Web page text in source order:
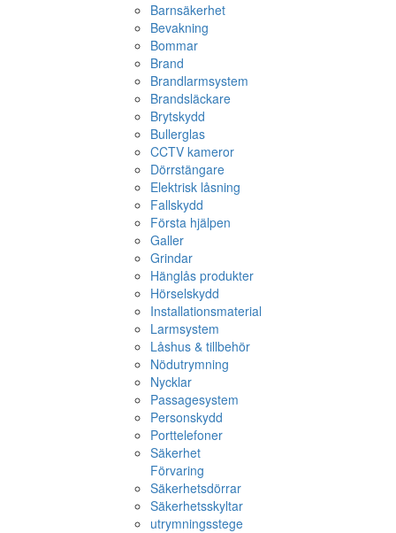
Barnsäkerhet
Bevakning
Bommar
Brand
Brandlarmsystem
Brandsläckare
Brytskydd
Bullerglas
CCTV kameror
Dörrstängare
Elektrisk låsning
Fallskydd
Första hjälpen
Galler
Grindar
Hänglås produkter
Hörselskydd
Installationsmaterial
Larmsystem
Låshus & tillbehör
Nödutrymning
Nycklar
Passagesystem
Personskydd
Porttelefoner
Säkerhet
Förvaring
Säkerhetsdörrar
Säkerhetsskyltar
utrymningsstege